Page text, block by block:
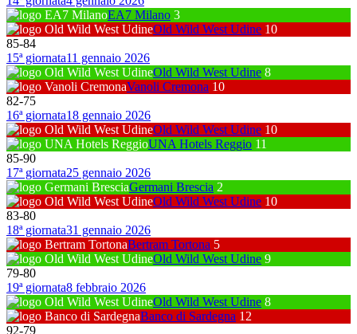
EA7 Milano 3
Old Wild West Udine 10
85-84
15ª giornata11 gennaio 2026
Old Wild West Udine 8
Vanoli Cremona 10
82-75
16ª giornata18 gennaio 2026
Old Wild West Udine 10
UNA Hotels Reggio 11
85-90
17ª giornata25 gennaio 2026
Germani Brescia 2
Old Wild West Udine 10
83-80
18ª giornata31 gennaio 2026
Bertram Tortona 5
Old Wild West Udine 9
79-80
19ª giornata8 febbraio 2026
Old Wild West Udine 8
Banco di Sardegna 12
92-79